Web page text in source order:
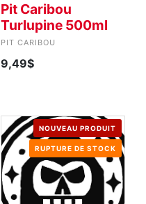
Pit Caribou
Turlupine 500ml
PIT CARIBOU
9,49$
NOUVEAU PRODUIT
RUPTURE DE STOCK